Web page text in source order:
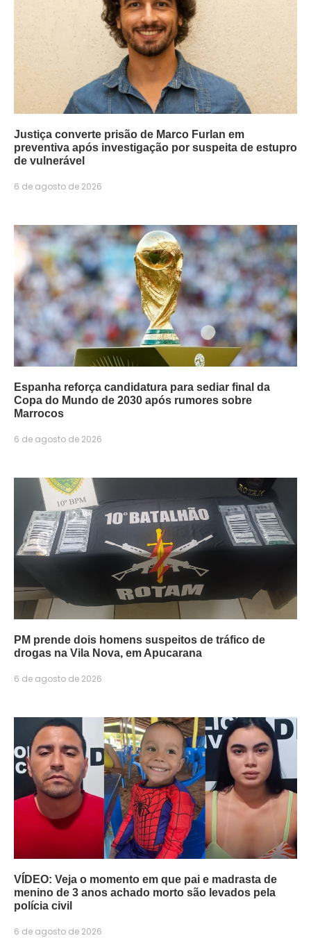
Justiça converte prisão de Marco Furlan em
preventiva após investigação por suspeita de estupro
de vulnerável
6 de agosto de 2026
Espanha reforça candidatura para sediar final da
Copa do Mundo de 2030 após rumores sobre
Marrocos
6 de agosto de 2026
PM prende dois homens suspeitos de tráfico de
drogas na Vila Nova, em Apucarana
6 de agosto de 2026
VÍDEO: Veja o momento em que pai e madrasta de
menino de 3 anos achado morto são levados pela
polícia civil
6 de agosto de 2026